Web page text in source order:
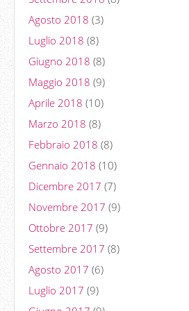
Agosto 2018 (3)
Luglio 2018 (8)
Giugno 2018 (8)
Maggio 2018 (9)
Aprile 2018 (10)
Marzo 2018 (8)
Febbraio 2018 (8)
Gennaio 2018 (10)
Dicembre 2017 (7)
Novembre 2017 (9)
Ottobre 2017 (9)
Settembre 2017 (8)
Agosto 2017 (6)
Luglio 2017 (9)